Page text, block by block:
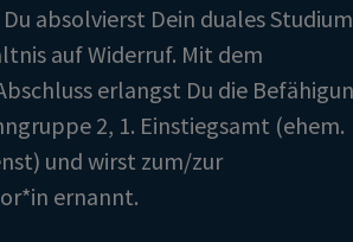
Du absolvierst Dein duales
auf Widerruf. Mit dem
erlangst Du die
2, 1. Einstiegsamt (ehem.
und wirst zum/zur
ernannt.